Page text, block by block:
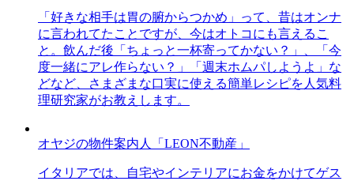
「好きな相手は胃の腑からつかめ」って、昔はオンナ
に言われてたことですが、今はオトコにも言えるこ
と。飲んだ後「ちょっと一杯寄ってかない？」、「今
度一緒にアレ作らない？」「週末ホムパしようよ」な
どなど、さまざまな口実に使える簡単レシピを人気料
理研究家がお教えします。
オヤジの物件案内人「LEON不動産」
イタリアでは、自宅やインテリアにお金をかけてゲス